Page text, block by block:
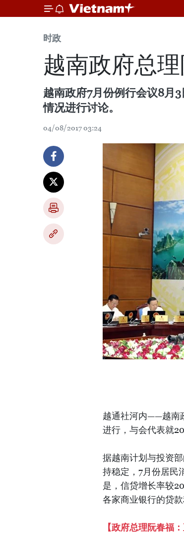
时政
越南政府总
越南政府7月份例行会议8月
情况进行讨论。
04/08/2017 03:24
越通社河内——越南
进行，与会代表就
据越南计划与投资
持稳定，7月份居民
是，信贷增长率较
各家商业银行的贷
【政府总理阮春福